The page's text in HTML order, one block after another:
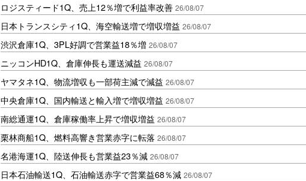
ロジスティード1Q、売上12％増で利益率改善 26/08/07
日本トランスシティ1Q、海空輸送増で増収増益 26/08/07
渋沢倉庫1Q、3PL好調で営業益18％増 26/08/07
ニッコンHD1Q、倉庫伸長も運送減益 26/08/07
ヤマタネ1Q、物流増収も一部荷主減で減益 26/08/07
中央倉庫1Q、国内輸送と輸入増で増収増益 26/08/07
南総通運1Q、倉庫稼働率上昇で増収増益 26/08/07
栗林商船1Q、燃料高響き営業赤字に転落 26/08/07
名港海運1Q、陸送伸長も営業益23％減 26/08/07
日本石油輸送1Q、石油輸送赤字で営業益68％減 26/08/07